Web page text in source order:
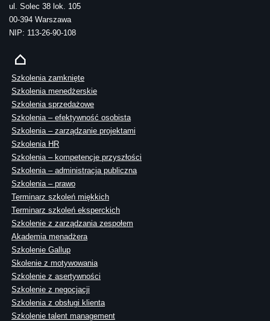
ul. Solec 38 lok. 105
00-394 Warszawa
NIP: 113-26-90-108
Szkolenia zamknięte
Szkolenia menedżerskie
Szkolenia sprzedażowe
Szkolenia – efektywność osobista
Szkolenia – zarządzanie projektami
Szkolenia HR
Szkolenia – kompetencje przyszłości
Szkolenia – administracja publiczna
Szkolenia – prawo
Terminarz szkoleń miękkich
Terminarz szkoleń eksperckich
Szkolenie z zarządzania zespołem
Akademia menadżera
Szkolenie Gallup
Skolenie z motywowania
Szkolenie z asertywności
Szkolenie z negocjacji
Szkolenia z obsługi klienta
Szkolenie talent management